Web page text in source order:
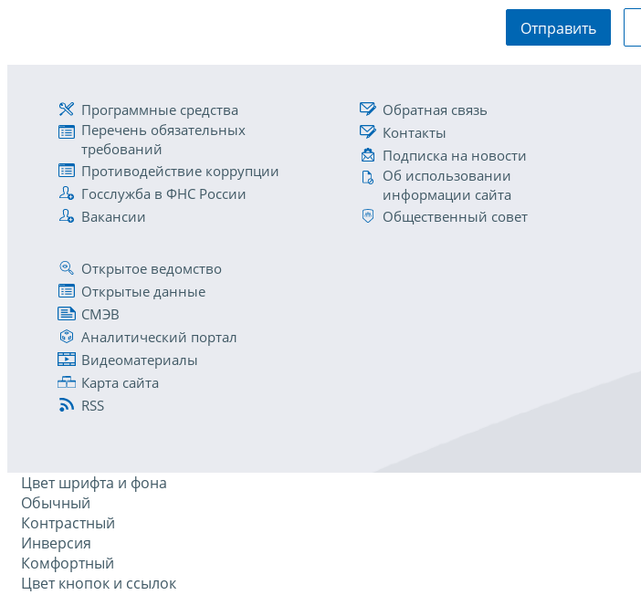
Отправить
Программные средства
Перечень обязательных
требований
Противодействие коррупции
Госслужба в ФНС России
Вакансии
Обратная связь
Контакты
Подписка на новости
Об использовании
информации сайта
Общественный совет
Открытое ведомство
Открытые данные
СМЭВ
Аналитический портал
Видеоматериалы
Карта сайта
RSS
Цвет шрифта и фона
Обычный
Контрастный
Инверсия
Комфортный
Цвет кнопок и ссылок